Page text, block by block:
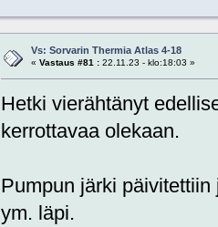
Vs: Sorvarin Thermia Atlas 4-18
« Vastaus #81 :22.11.23 - klo:18:03 »
Hetki vierähtänyt
kerrottavaa olekaan.
Pumpun järki
ym. läpi.